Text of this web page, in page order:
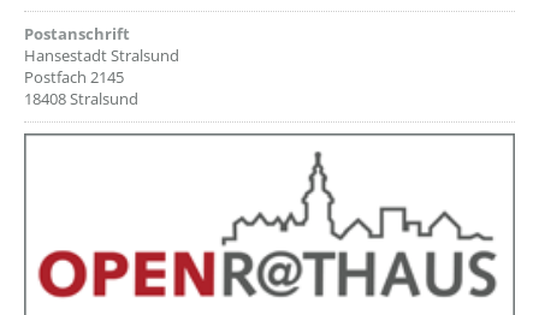
Postanschrift
Hansestadt Stralsund
Postfach 2145
18408 Stralsund